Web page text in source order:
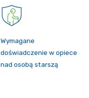
Wymagane
doświadczenie w opiece
nad osobą starszą